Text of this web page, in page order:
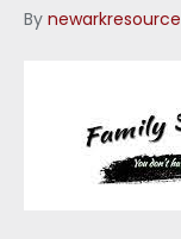
By newarkresource